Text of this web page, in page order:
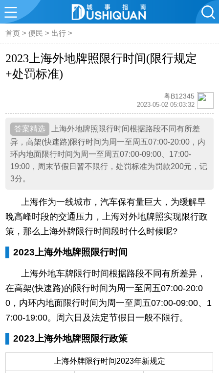
首页 >便民 > 出行 >
2023上海外地牌照限行时间(限行规定
+处罚标准)
粤B12345
2023-05-02 05:03:32
上海外地牌照限行时间根据路段不同有所差
异，高架(快速路)限行时间为周一至周五07:00-20:00，内
环内地面限行时间为周一至周五07:00-09:00、17:00-
19:00，周末节假日暂不限行，处罚标准为罚款200元，记
3分。
上海作为一线城市，汽车保有量巨大，为缓解早
晚高峰时段的交通压力，上海对外地牌照实现限行政
策，那么上海外牌限行时间段时什么时候呢?
2023上海外地牌照限行时间
上海外地车牌限行时间根据路段不同有所差异，
在高架(快速路)的限行时间为周一至周五07:00-20:0
0，内环内地面限行时间为周一至周五07:00-09:00、1
7:00-19:00。周六日及法定节假日一般不限行。
2023上海外地牌照限行政策
上海外牌限行时间2023年新规定